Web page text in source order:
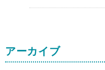
アーカイブ